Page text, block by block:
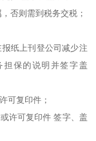
否则需到税务交税；
纸上刊登公司减少注
保的说明并签字盖
可复印件；
许可复印件 签字、盖